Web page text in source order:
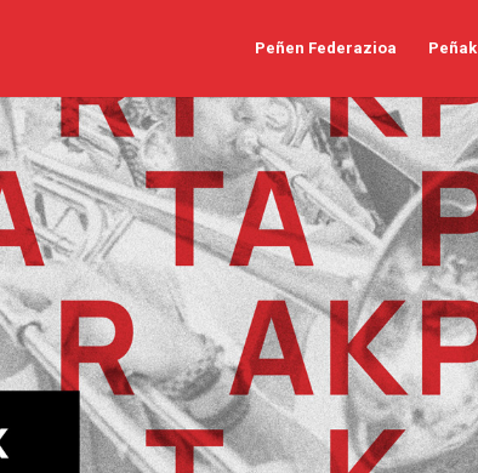
Peñen Federazioa Peñak